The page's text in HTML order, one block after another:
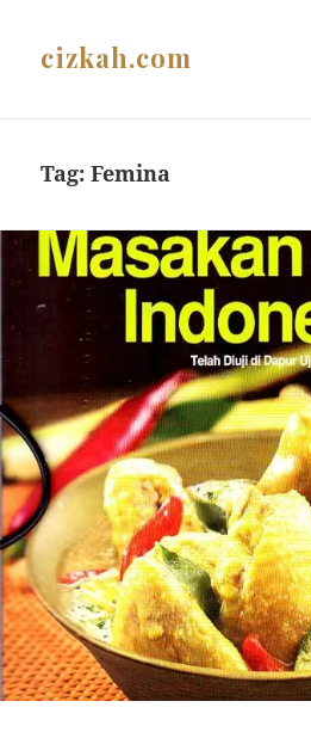
cizkah.com
Tag:Femina